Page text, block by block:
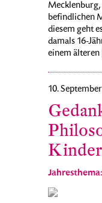
befindlichen
diesem geht
damals 16-
einem älteren
10.